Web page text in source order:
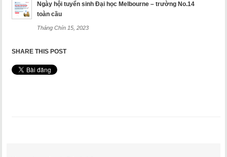
Ngày hội tuyển sinh Đại học Melbourne – trường No.14
toàn cầu
Tháng Chín 15, 2023
SHARE THIS POST